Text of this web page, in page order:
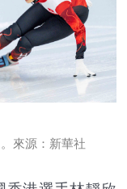
來源：新華社